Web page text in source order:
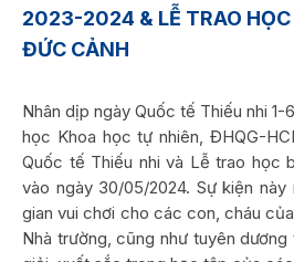
2023-2024 & LỄ TRAO HỌC
ĐỨC CẢNH
Nhân dịp ngày Quốc tế Thiếu nhi
học Khoa học tự nhiên, ĐHQG-
Quốc tế Thiếu nhi và Lễ trao học
vào ngày 30/05/2024. Sự kiện
gian vui chơi cho các con, cháu
Nhà trường, cũng như tuyên